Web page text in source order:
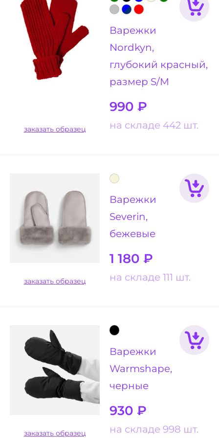
Варежки
Nordkyn,
глубокий красный,
размер S/M
990 ₽
на складе 442 шт.
заказать образец
Варежки
Severin,
бежевые
1 180 ₽
на складе 111 шт.
заказать образец
Варежки
Warmshape,
черные
930 ₽
на складе 998 шт.
заказать образец